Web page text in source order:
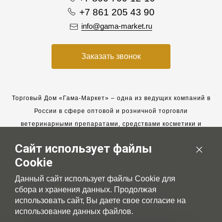
+7 861 205 43 90
info@gama-market.ru
Заказать звонок
Торговый Дом «Гама-Маркет» – одна из ведущих компаний в
России в сфере оптовой и розничной торговли
ветеринарными препаратами, средствами косметики и
Мы работаем с 2005 года. Мы приглашаем к сотрудничеству
новых клиентов и всегда рассчитываем на взаимовыгодные,
долгосрочные партнерские отношения.
Сайт использует файлы
Cookie
Данный сайт использует файлы Cookie для
сбора и хранения данных. Продолжая
использовать сайт, Вы даете свое согласие на
использование данных файлов.